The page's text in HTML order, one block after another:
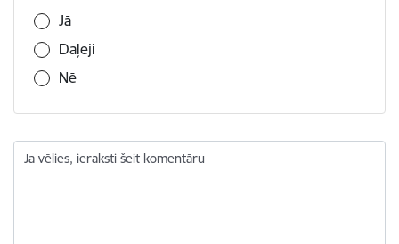
Jā
Daļēji
Nē
Ja vēlies, ieraksti šeit komentāru